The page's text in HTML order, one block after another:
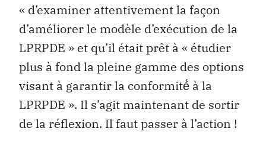
« d’examiner attentivement la façon
d’améliorer le modèle d’exécution de la
LPRPDE » et qu’il était prêt à « étudier
plus à fond la pleine gamme des options
visant à garantir la conformité́ à la
LPRPDE ». Il s’agit maintenant de sortir
de la réflexion. Il faut passer à l’action !